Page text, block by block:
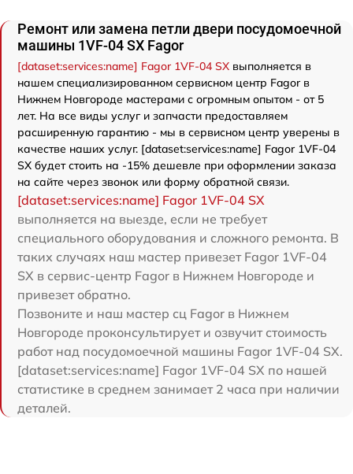
Ремонт или замена петли двери посудомоечной
машины 1VF-04 SX Fagor
[dataset:services:name] Fagor 1VF-04 SX выполняется в
нашем специализированном сервисном центр Fagor в
Нижнем Новгороде мастерами с огромным опытом - от 5
лет. На все виды услуг и запчасти предоставляем
расширенную гарантию - мы в сервисном центр уверены в
качестве наших услуг. [dataset:services:name] Fagor 1VF-04
SX будет стоить на -15% дешевле при оформлении заказа
на сайте через звонок или форму обратной связи.
[dataset:services:name] Fagor 1VF-04 SX
выполняется на выезде, если не требует
специального оборудования и сложного ремонта. В
таких случаях наш мастер привезет Fagor 1VF-04
SX в сервис-центр Fagor в Нижнем Новгороде и
привезет обратно.
Позвоните и наш мастер сц Fagor в Нижнем
Новгороде проконсультирует и озвучит стоимость
работ над посудомоечной машины Fagor 1VF-04 SX.
[dataset:services:name] Fagor 1VF-04 SX по нашей
статистике в среднем занимает 2 часа при наличии
деталей.